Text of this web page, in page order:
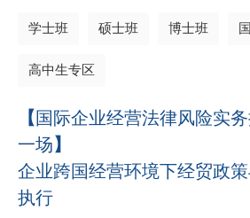
学士班 硕士班 博士班
高中生专区
【国际企业经营法律风险实
一场】
企业跨国经营环境下经贸政
执行